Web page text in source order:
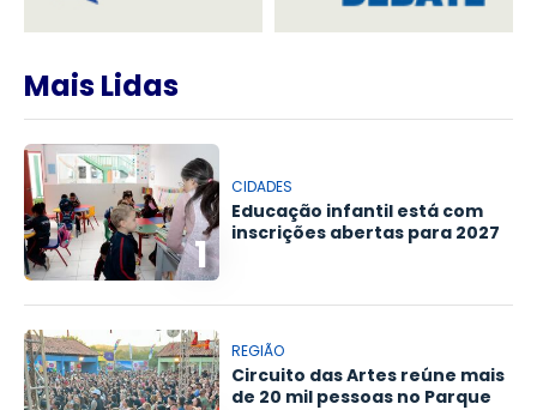
Mais Lidas
1
CIDADES
Educação infantil está com
inscrições abertas para 2027
REGIÃO
Circuito das Artes reúne mais
de 20 mil pessoas no Parque